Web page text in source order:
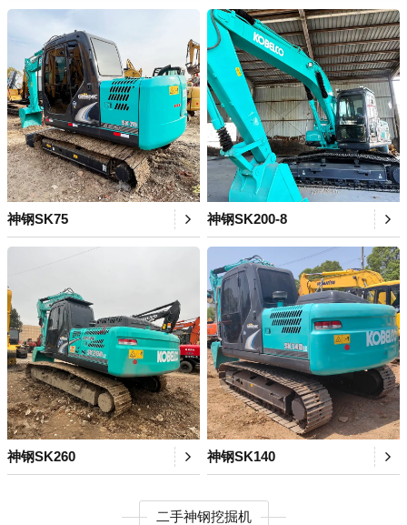
神钢SK75 神钢SK200-8
神钢SK260 神钢SK140
二手神钢挖掘机